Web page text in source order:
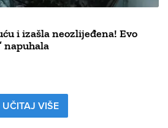
i izašla neozlijeđena! Evo
napuhala
UČITAJ VIŠE